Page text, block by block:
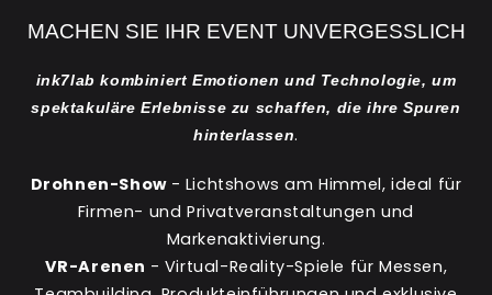
MACHEN SIE IHR EVENT UNVERGESSLICH
ink7lab kombiniert Emotionen und Technologie, um
spektakuläre Erlebnisse zu schaffen, die ihre Spuren
hinterlassen.
Drohnen-Show - Lichtshows am Himmel, ideal für
Firmen- und Privatveranstaltungen und
Markenaktivierung.
VR-Arenen - Virtual-Reality-Spiele für Messen,